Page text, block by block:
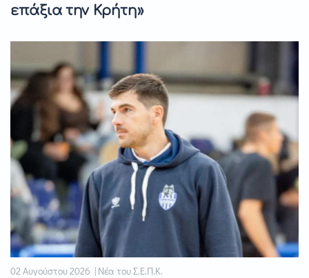
επάξια την Κρήτη»
02 Αυγούστου 2026 | Νέα του Σ.Ε.Π.Κ.